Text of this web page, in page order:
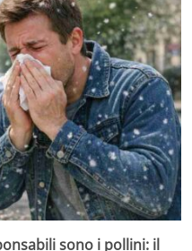
sono i pollini: il